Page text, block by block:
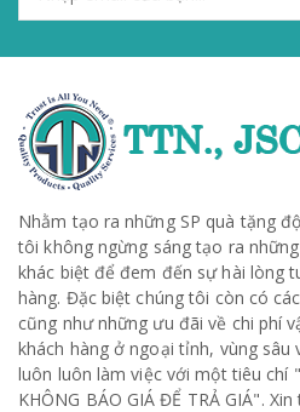
Nhằm tạo ra những SP quà tặng
tôi không ngừng sáng tạo ra
khác biệt để đem đến sự hài lòng
hàng. Đặc biệt chúng tôi còn có
cũng như những ưu đãi về chi phí
khách hàng ở ngoại tỉnh, vùng sâu
luôn luôn làm việc với một tiêu chí
KHÔNG BÁO GIÁ ĐỂ TRẢ GIÁ".